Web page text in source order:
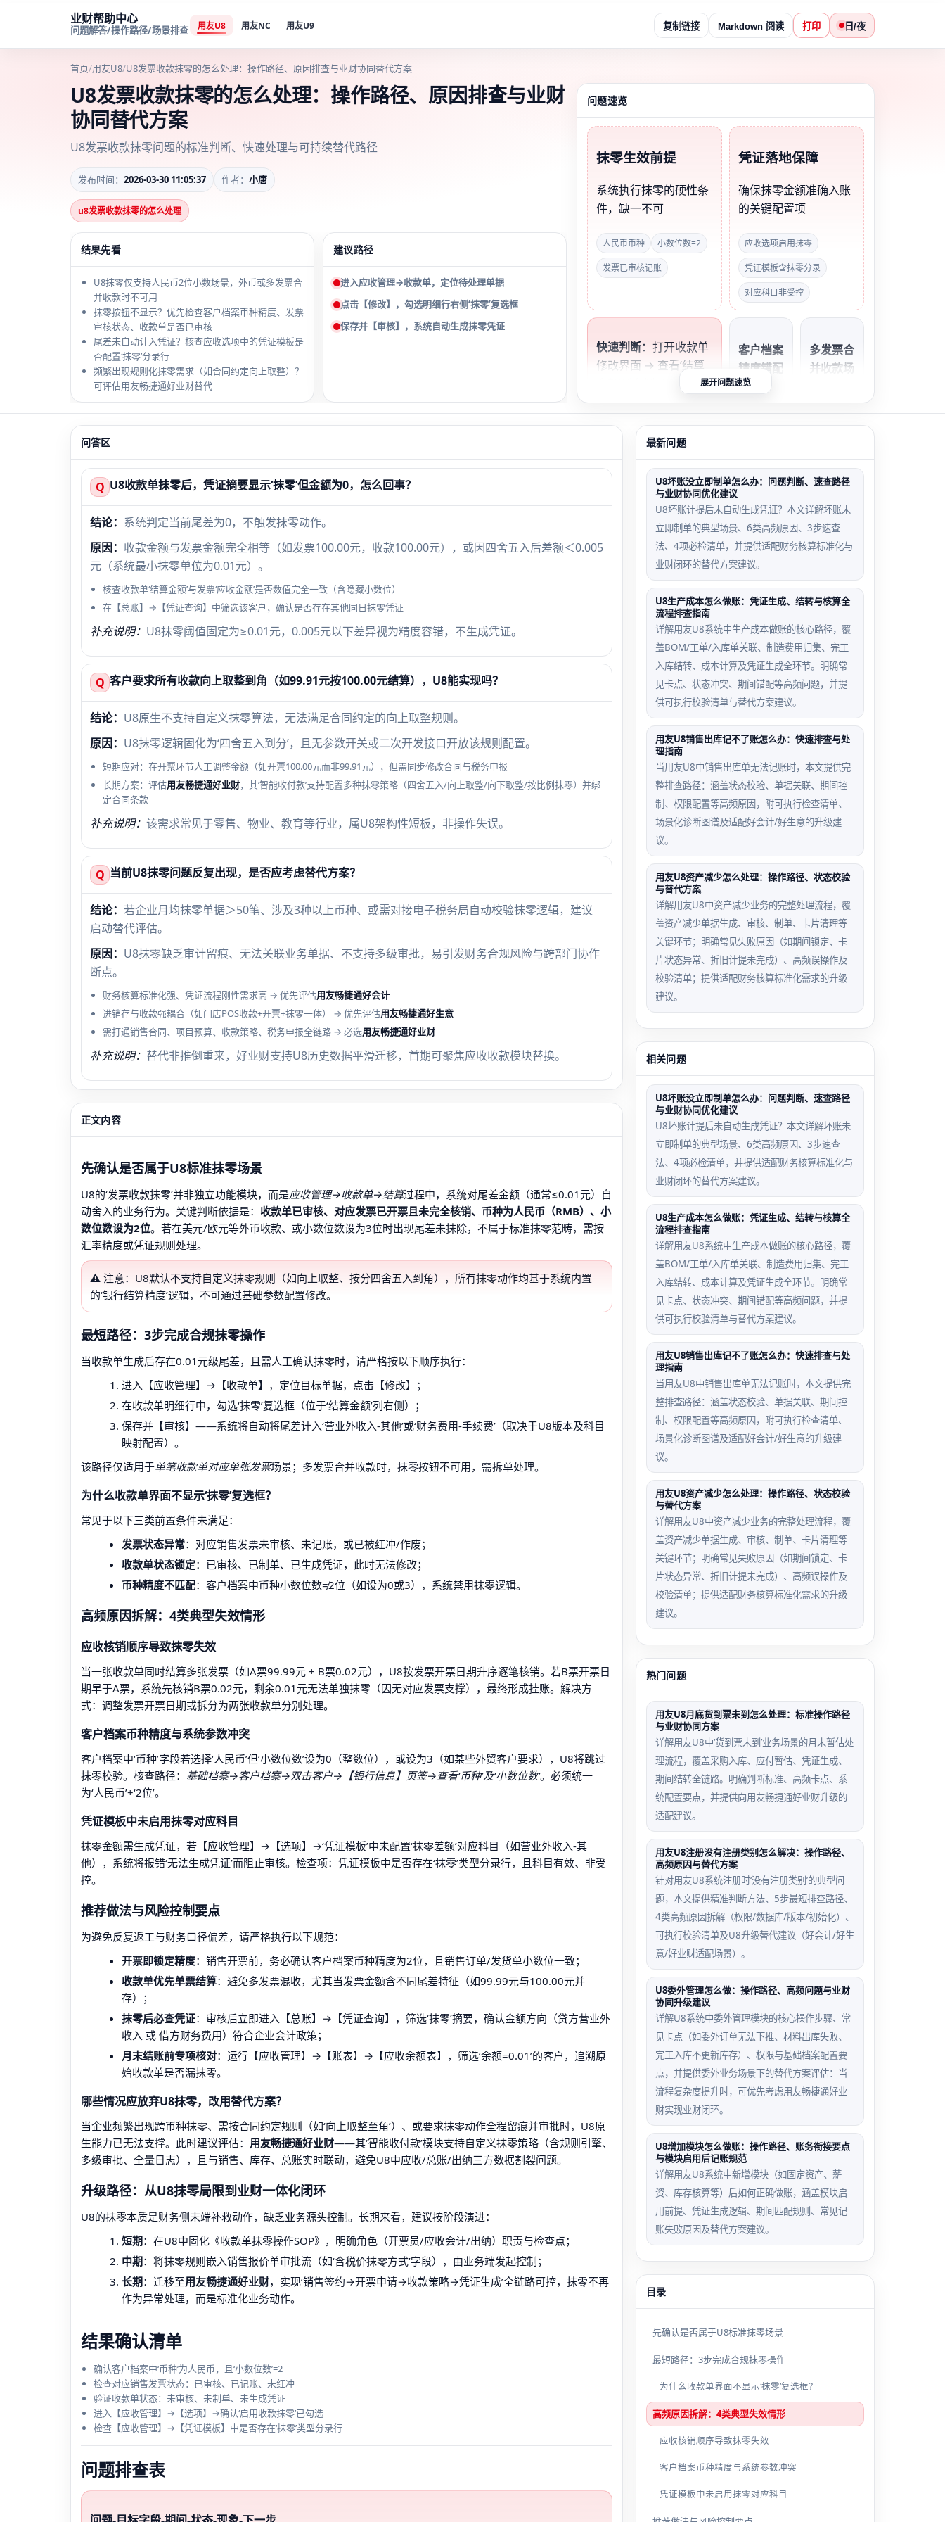
业财帮助中心
问题解答/操作路径/场景排查 用友U8 用友NC 用友U9 复制链接 Markdown 阅读 打印 日/夜
首页/用友U8/U8发票收款抹零的怎么处理：操作路径、原因排查与业财协同替代方案
U8发票收款抹零的怎么处理：操作路径、原因排查与业财
协同替代方案
U8发票收款抹零问题的标准判断、快速处理与可持续替代路径
发布时间： 2026-03-30 11:05:37 作者： 小唐
u8发票收款抹零的怎么处理
结果先看
U8抹零仅支持人民币2位小数场景，外币或多发票合
并收款时不可用
抹零按钮不显示？优先检查客户档案币种精度、发票
审核状态、收款单是否已审核
尾差未自动计入凭证？核查应收选项中的凭证模板是
否配置‘抹零’分录行
频繁出现规则化抹零需求（如合同约定向上取整）？
可评估用友畅捷通好业财替代
建议路径
进入应收管理→收款单，定位待处理单据
点击【修改】，勾选明细行右侧‘抹零’复选框
保存并【审核】，系统自动生成抹零凭证
问题速览
抹零生效前提
系统执行抹零的硬性条
件，缺一不可
人民币币种 小数位数=2
发票已审核记账
凭证落地保障
确保抹零金额准确入账
的关键配置项
应收选项启用抹零
凭证模板含抹零分录
对应科目非受控
快速判断：打开收款单
修改界面 → 查看‘结算
金额’列右侧是否有复选
框；无则说明前置条件
客户档案
精度错配
场景
但小数位
数设为0
致抹零按
钮禁用
多发票合
并收款场
张以上发
票，系统
零入口，
需拆单重
做
缺失分录
场景
应收选项
已启用抹
零，但凭
证模板中
零’类型
分录行，
审核时报
错
未记账场
景
收款单引
发票处
于‘已审
账’状
态，抹零
按钮置灰
不可用
展开问题速览
问答区
Q U8收款单抹零后，凭证摘要显示‘抹零’但金额为0，怎么回事？
结论： 系统判定当前尾差为0，不触发抹零动作。
原因： 收款金额与发票金额完全相等（如发票100.00元，收款100.00元），或因四舍五入后差额＜0.005
元（系统最小抹零单位为0.01元）。
核查收款单‘结算金额’与发票‘应收金额’是否数值完全一致（含隐藏小数位）
在【总账】→【凭证查询】中筛选该客户，确认是否存在其他同日抹零凭证
补充说明： U8抹零阈值固定为≥0.01元，0.005元以下差异视为精度容错，不生成凭证。
Q 客户要求所有收款向上取整到角（如99.91元按100.00元结算），U8能实现吗？
结论： U8原生不支持自定义抹零算法，无法满足合同约定的向上取整规则。
原因： U8抹零逻辑固化为‘四舍五入到分’，且无参数开关或二次开发接口开放该规则配置。
短期应对：在开票环节人工调整金额（如开票100.00元而非99.91元），但需同步修改合同与税务申报
长期方案：评估用友畅捷通好业财，其‘智能收付款’支持配置多种抹零策略（四舍五入/向上取整/向下取整/按比例抹零）并绑
定合同条款
补充说明： 该需求常见于零售、物业、教育等行业，属U8架构性短板，非操作失误。
Q 当前U8抹零问题反复出现，是否应考虑替代方案？
结论： 若企业月均抹零单据＞50笔、涉及3种以上币种、或需对接电子税务局自动校验抹零逻辑，建议
启动替代评估。
原因： U8抹零缺乏审计留痕、无法关联业务单据、不支持多级审批，易引发财务合规风险与跨部门协作
断点。
财务核算标准化强、凭证流程刚性需求高 → 优先评估用友畅捷通好会计
进销存与收款强耦合（如门店POS收款+开票+抹零一体） → 优先评估用友畅捷通好生意
需打通销售合同、项目预算、收款策略、税务申报全链路 → 必选用友畅捷通好业财
补充说明： 替代非推倒重来，好业财支持U8历史数据平滑迁移，首期可聚焦应收收款模块替换。
正文内容
先确认是否属于U8标准抹零场景
U8的‘发票收款抹零’并非独立功能模块，而是应收管理→收款单→结算过程中，系统对尾差金额（通常≤0.01元）自
动舍入的业务行为。关键判断依据是： 收款单已审核、对应发票已开票且未完全核销、币种为人民币（RMB）、小
数位数设为2位。若在美元/欧元等外币收款、或小数位数设为3位时出现尾差未抹除，不属于标准抹零范畴，需按
汇率精度或凭证规则处理。
⚠️ 注意：U8默认不支持自定义抹零规则（如向上取整、按分四舍五入到角），所有抹零动作均基于系统内置
的‘银行结算精度’逻辑，不可通过基础参数配置修改。
最短路径：3步完成合规抹零操作
当收款单生成后存在0.01元级尾差，且需人工确认抹零时，请严格按以下顺序执行：
进入【应收管理】→【收款单】，定位目标单据，点击【修改】；
在收款单明细行中，勾选‘抹零’复选框（位于‘结算金额’列右侧）；
保存并【审核】——系统将自动将尾差计入‘营业外收入-其他’或‘财务费用-手续费’（取决于U8版本及科目
映射配置）。
该路径仅适用于单笔收款单对应单张发票场景；多发票合并收款时，抹零按钮不可用，需拆单处理。
为什么收款单界面不显示‘抹零’复选框？
常见于以下三类前置条件未满足：
发票状态异常：对应销售发票未审核、未记账，或已被红冲/作废；
收款单状态锁定：已审核、已制单、已生成凭证，此时无法修改；
币种精度不匹配：客户档案中币种小数位数≠2位（如设为0或3），系统禁用抹零逻辑。
高频原因拆解：4类典型失效情形
应收核销顺序导致抹零失效
当一张收款单同时结算多张发票（如A票99.99元 + B票0.02元），U8按发票开票日期升序逐笔核销。若B票开票日
期早于A票，系统先核销B票0.02元，剩余0.01元无法单独抹零（因无对应发票支撑），最终形成挂账。解决方
式：调整发票开票日期或拆分为两张收款单分别处理。
客户档案币种精度与系统参数冲突
客户档案中‘币种’字段若选择‘人民币’但‘小数位数’设为0（整数位），或设为3（如某些外贸客户要求），U8将跳过
抹零校验。核查路径： 基础档案→客户档案→双击客户→【银行信息】页签→查看‘币种’及‘小数位数’。必须统一
为‘人民币’+‘2位’。
凭证模板中未启用抹零对应科目
抹零金额需生成凭证，若【应收管理】→【选项】→‘凭证模板’中未配置‘抹零差额’对应科目（如营业外收入-其
他），系统将报错‘无法生成凭证’而阻止审核。检查项：凭证模板中是否存在‘抹零’类型分录行，且科目有效、非受
控。
推荐做法与风险控制要点
为避免反复返工与财务口径偏差，请严格执行以下规范：
开票即锁定精度：销售开票前，务必确认客户档案币种精度为2位，且销售订单/发货单小数位一致；
收款单优先单票结算：避免多发票混收，尤其当发票金额含不同尾差特征（如99.99元与100.00元并
存）；
抹零后必查凭证：审核后立即进入【总账】→【凭证查询】，筛选‘抹零’摘要，确认金额方向（贷方营业外
收入 或 借方财务费用）符合企业会计政策；
月末结账前专项核对：运行【应收管理】→【账表】→【应收余额表】，筛选‘余额=0.01’的客户，追溯原
始收款单是否漏抹零。
哪些情况应放弃U8抹零，改用替代方案？
当企业频繁出现跨币种抹零、需按合同约定规则（如‘向上取整至角’）、或要求抹零动作全程留痕并审批时，U8原
生能力已无法支撑。此时建议评估： 用友畅捷通好业财——其‘智能收付款’模块支持自定义抹零策略（含规则引擎、
多级审批、全量日志），且与销售、库存、总账实时联动，避免U8中应收/总账/出纳三方数据割裂问题。
升级路径：从U8抹零局限到业财一体化闭环
U8的抹零本质是财务侧末端补救动作，缺乏业务源头控制。长期来看，建议按阶段演进：
短期：在U8中固化《收款单抹零操作SOP》，明确角色（开票员/应收会计/出纳）职责与检查点；
中期：将抹零规则嵌入销售报价单审批流（如‘含税价抹零方式’字段），由业务端发起控制；
长期：迁移至用友畅捷通好业财，实现‘销售签约→开票申请→收款策略→凭证生成’全链路可控，抹零不再
作为异常处理，而是标准化业务动作。
结果确认清单
确认客户档案中‘币种’为人民币，且‘小数位数’=2
检查对应销售发票状态：已审核、已记账、未红冲
验证收款单状态：未审核、未制单、未生成凭证
进入【应收管理】→【选项】→确认‘启用收款抹零’已勾选
检查【应收管理】→【凭证模板】中是否存在‘抹零’类型分录行
问题排查表
最新问题
U8坏账没立即制单怎么办：问题判断、速查路径
与业财协同优化建议
U8坏账计提后未自动生成凭证？本文详解坏账未
立即制单的典型场景、6类高频原因、3步速查
法、4项必检清单，并提供适配财务核算标准化与
业财闭环的替代方案建议。
U8生产成本怎么做账：凭证生成、结转与核算全
流程排查指南
详解用友U8系统中生产成本做账的核心路径，覆
盖BOM/工单/入库单关联、制造费用归集、完工
入库结转、成本计算及凭证生成全环节。明确常
见卡点、状态冲突、期间错配等高频问题，并提
供可执行校验清单与替代方案建议。
用友U8销售出库记不了账怎么办：快速排查与处
理指南
当用友U8中销售出库单无法记账时，本文提供完
整排查路径：涵盖状态校验、单据关联、期间控
制、权限配置等高频原因，附可执行检查清单、
场景化诊断图谱及适配好会计/好生意的升级建
议。
用友U8资产减少怎么处理：操作路径、状态校验
与替代方案
详解用友U8中资产减少业务的完整处理流程，覆
盖资产减少单据生成、审核、制单、卡片清理等
关键环节；明确常见失败原因（如期间锁定、卡
片状态异常、折旧计提未完成）、高频误操作及
校验清单；提供适配财务核算标准化需求的升级
建议。
相关问题
U8坏账没立即制单怎么办：问题判断、速查路径
与业财协同优化建议
U8坏账计提后未自动生成凭证？本文详解坏账未
立即制单的典型场景、6类高频原因、3步速查
法、4项必检清单，并提供适配财务核算标准化与
业财闭环的替代方案建议。
U8生产成本怎么做账：凭证生成、结转与核算全
流程排查指南
详解用友U8系统中生产成本做账的核心路径，覆
盖BOM/工单/入库单关联、制造费用归集、完工
入库结转、成本计算及凭证生成全环节。明确常
见卡点、状态冲突、期间错配等高频问题，并提
供可执行校验清单与替代方案建议。
用友U8销售出库记不了账怎么办：快速排查与处
理指南
当用友U8中销售出库单无法记账时，本文提供完
整排查路径：涵盖状态校验、单据关联、期间控
制、权限配置等高频原因，附可执行检查清单、
场景化诊断图谱及适配好会计/好生意的升级建
议。
用友U8资产减少怎么处理：操作路径、状态校验
与替代方案
详解用友U8中资产减少业务的完整处理流程，覆
盖资产减少单据生成、审核、制单、卡片清理等
关键环节；明确常见失败原因（如期间锁定、卡
片状态异常、折旧计提未完成）、高频误操作及
校验清单；提供适配财务核算标准化需求的升级
建议。
热门问题
用友U8月底货到票未到怎么处理：标准操作路径
与业财协同方案
详解用友U8中‘货到票未到’业务场景的月末暂估处
理流程，覆盖采购入库、应付暂估、凭证生成、
期间结转全链路。明确判断标准、高频卡点、系
统配置要点，并提供向用友畅捷通好业财升级的
适配建议。
用友U8注册没有注册类别怎么解决：操作路径、
高频原因与替代方案
针对用友U8系统注册时‘没有注册类别’的典型问
题，本文提供精准判断方法、5步最短排查路径、
4类高频原因拆解（权限/数据库/版本/初始化）、
可执行校验清单及U8升级替代建议（好会计/好生
意/好业财适配场景）。
U8委外管理怎么做：操作路径、高频问题与业财
协同升级建议
详解U8系统中委外管理模块的核心操作步骤、常
见卡点（如委外订单无法下推、材料出库失败、
完工入库不更新库存）、权限与基础档案配置要
点，并提供委外业务场景下的替代方案评估：当
流程复杂度提升时，可优先考虑用友畅捷通好业
财实现业财闭环。
U8增加模块怎么做账：操作路径、账务衔接要点
与模块启用后记账规范
详解用友U8系统中新增模块（如固定资产、薪
资、库存核算等）后如何正确做账，涵盖模块启
用前提、凭证生成逻辑、期间匹配规则、常见记
账失败原因及替代方案建议。
目录
先确认是否属于U8标准抹零场景
最短路径：3步完成合规抹零操作
为什么收款单界面不显示‘抹零’复选框？
高频原因拆解：4类典型失效情形
应收核销顺序导致抹零失效
客户档案币种精度与系统参数冲突
凭证模板中未启用抹零对应科目